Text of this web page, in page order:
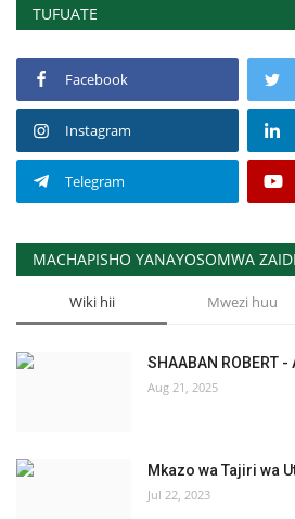
TUFUATE
Facebook
Instagram
Telegram
MACHAPISHO YANAYOSOMWA ZAIDI
Wiki hii Mwezi huu
SHAABAN ROBERT -
Aug 21, 2025
Mkazo wa Tajiri wa
Jul 22, 2023